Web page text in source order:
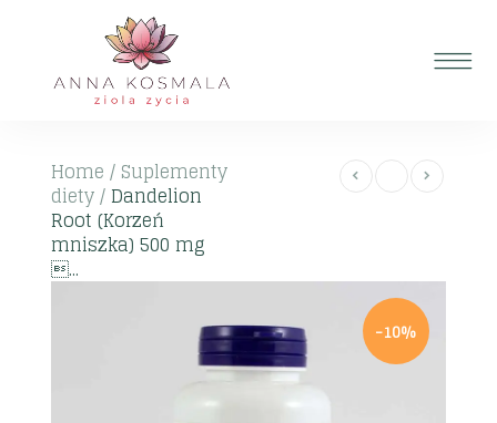
Home / Suplementy
diety/ Dandelion
Root (Korzeń
mniszka) 500 mg
...
-10%